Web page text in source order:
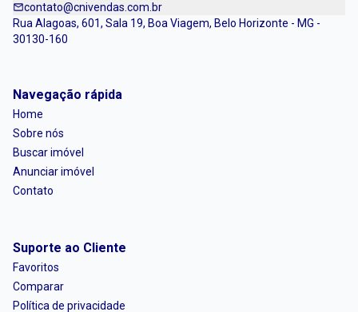
contato@cnivendas.com.br
Rua Alagoas, 601, Sala 19, Boa Viagem, Belo Horizonte - MG -
30130-160
Navegação rápida
Home
Sobre nós
Buscar imóvel
Anunciar imóvel
Contato
Suporte ao Cliente
Favoritos
Comparar
Política de privacidade